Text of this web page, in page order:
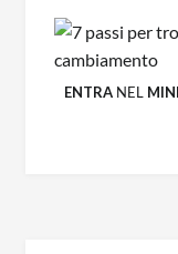
ENTRA NEL